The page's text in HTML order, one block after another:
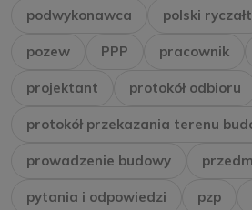
podwykonawca polski ryczałt
pozew PPP pracownik
projektant protokół odbioru
protokół przekazania terenu
prowadzenie budowy
pytania i odpowiedzi pzp